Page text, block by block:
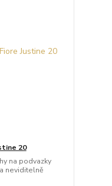
20
na podvazky
neviditelně